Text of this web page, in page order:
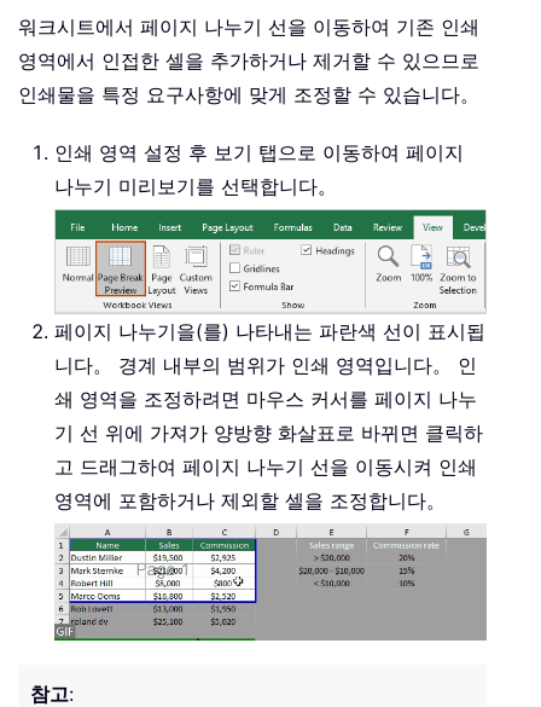
워크시트에서 페이지 나누기 선을 이동하여 기존 인쇄
영역에서 인접한 셀을 추가하거나 제거할 수 있으므로
인쇄물을 특정 요구사항에 맞게 조정할 수 있습니다。
인쇄 영역 설정 후 보기 탭으로 이동하여 페이지
나누기 미리보기를 선택합니다。
페이지 나누기을(를) 나타내는 파란색 선이 표시됩
니다。 경계 내부의 범위가 인쇄 영역입니다。 인
쇄 영역을 조정하려면 마우스 커서를 페이지 나누
기 선 위에 가져가 양방향 화살표로 바뀌면 클릭하
고 드래그하여 페이지 나누기 선을 이동시켜 인쇄
영역에 포함하거나 제외할 셀을 조정합니다。
참고: